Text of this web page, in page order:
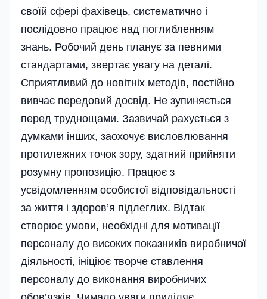
своїй сфері фахівець, систематично і
послідовно працює над поглибленням
знань. Робочий день планує за певними
стандартами, звертає увагу на деталі.
Сприятливий до новітніх методів, постійно
вивчає передовий досвід. Не зупиняється
перед труднощами. Зазвичай рахується з
думками інших, заохочує висловлювання
протилежних точок зору, здатний прийняти
розумну пропозицію. Працює з
усвідомленням особистої відповідальності
за життя і здоров’я підлеглих. Відтак
створює умови, необхідні для мотивації
персоналу до високих показників виробни­чої
діяльності, ініціює творче ставлення
персоналу до виконання виробничих